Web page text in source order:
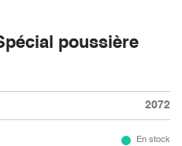
poussière
2072
En stock